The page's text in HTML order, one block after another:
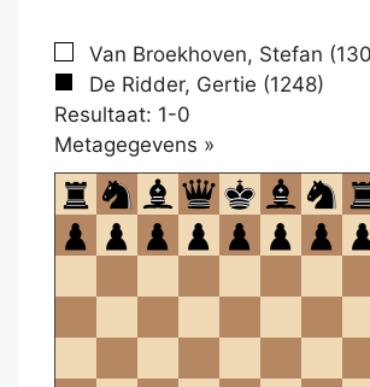
Van Broekhoven, Stefan
De Ridder, Gertie (1248)
Resultaat: 1-0
Metagegevens »
om
te
openen.